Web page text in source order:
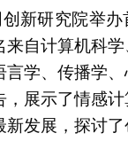
新研究院举办
自计算机科学
言学、传播学
，展示了情感
新发展，探讨